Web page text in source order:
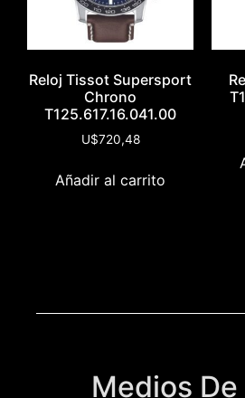
Reloj Tissot Supersport
Chrono
T125.617.16.041.00
U$720,48
Añadir al carrito
Medios De